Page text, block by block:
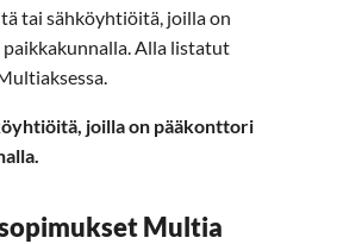
tai sähköyhtiöitä, joilla on
Alla listatut
joilla on pääkonttori
Multia